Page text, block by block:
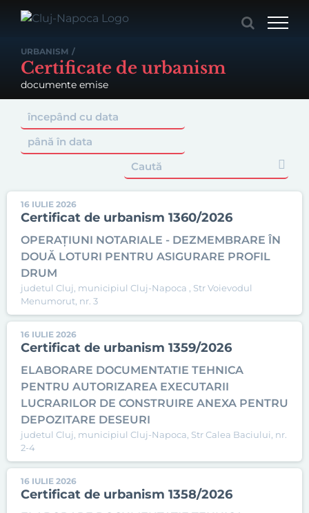
Skip
URBANISM /
Certificate de urbanism
documente emise
16 IULIE 2026
Certificat de urbanism 1360/2026
OPERAȚIUNI NOTARIALE - DEZMEMBRARE ÎN
DOUĂ LOTURI PENTRU ASIGURARE PROFIL
DRUM
judetul Cluj, municipiul Cluj-Napoca , Str Voievodul
Menumorut, nr. 3
16 IULIE 2026
Certificat de urbanism 1359/2026
ELABORARE DOCUMENTATIE TEHNICA
PENTRU AUTORIZAREA EXECUTARII
LUCRARILOR DE CONSTRUIRE ANEXA PENTRU
DEPOZITARE DESEURI
judetul Cluj, municipiul Cluj-Napoca, Str Calea Baciului, nr.
2-4
16 IULIE 2026
Certificat de urbanism 1358/2026